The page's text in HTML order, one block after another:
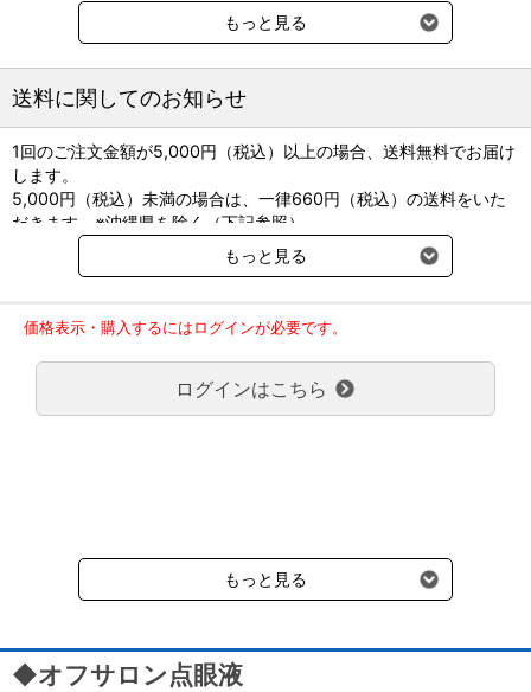
●他社同効品：コリナコール点眼液
●貯法：遮光、10℃以下保存
※別途クール便送料220円（税込）をご請求させていただきます。
もっと見る
送料に関してのお知らせ
1回のご注文金額が5,000円（税込）以上の場合、送料無料でお届け
します。
5,000円（税込）未満の場合は、一律660円（税込）の送料をいた
だきます。※沖縄県を除く（下記参照）
※2017年11月14日（火）より沖縄県へのお届けにつきましては、1
回のご注文金額（税込）が、30,000円以上で配送無料となります。
ご了承のほどよろしくお願い致します。
弊社都合でお届けが２回以上に分かれる場合の送料負担は、１回分
のみで新たな送料は発生しません。
大型商品送料が必要な商品をご注文の場合は、大型商品送料のみご
負担頂きます。
受けます。
もっと見る
価格表示・購入するにはログインが必要です。
ログインはこちら
もっと見る
◆オフサロン点眼液